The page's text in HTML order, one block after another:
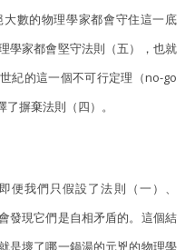
數的物理學家都會守住這一底
學家都會堅守法則（五），也就
紀的這一個不可行定理（no-go
摒棄法則（四）。
便我們只假設了法則（一）、
發現它們是自相矛盾的。這個結
是壞了哪一鍋湯的元兇的物理學